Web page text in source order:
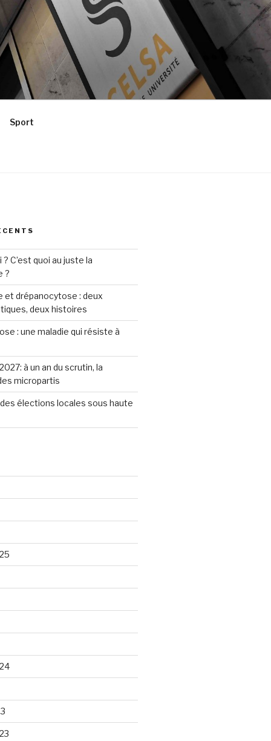
Sport
C’est quoi au juste la
?
et drépanocytose : deux
deux histoires
: une maladie qui résiste à
à un an du scrutin, la
micropartis
des élections locales sous haute